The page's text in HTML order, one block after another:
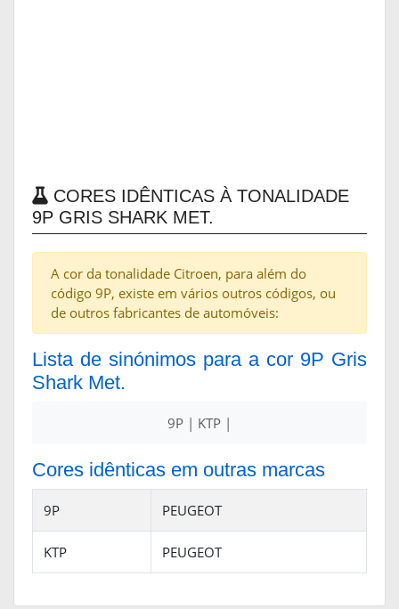
CORES IDÊNTICAS À TONALIDADE
9P GRIS SHARK MET.
A cor da tonalidade Citroen, para além do
código 9P, existe em vários outros códigos, ou
de outros fabricantes de automóveis:
Lista de sinónimos para a cor 9P Gris
Shark Met.
9P | KTP |
Cores idênticas em outras marcas
9P PEUGEOT
KTP PEUGEOT